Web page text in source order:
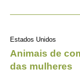
Estados Unidos
Animais de
das mulheres